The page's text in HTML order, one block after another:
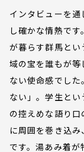
インタビューを
し確かな情熱で
が暮らす群馬とい
域の宝を誰もが
ない使命感でし
ない」。学生と
の控えめな語り
に周囲を巻き込
です。湯あみ着